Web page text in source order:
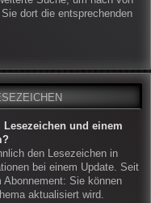
dort die entsprechenden
und einem
den Lesezeichen in
bei einem Update. Seit
Abonnement: Sie können
aktualisiert wird.